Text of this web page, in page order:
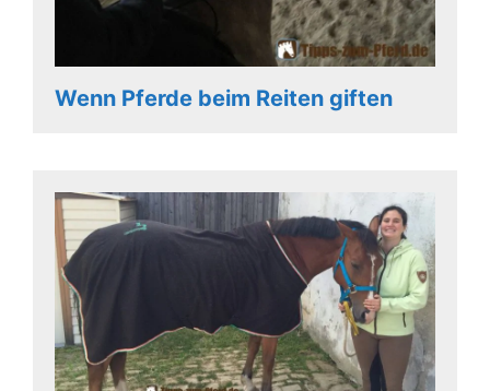
Wenn Pferde beim Reiten giften